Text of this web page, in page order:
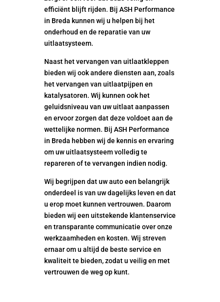
efficiënt blijft rijden. Bij ASH Performance
in Breda kunnen wij u helpen bij het
onderhoud en de reparatie van uw
uitlaatsysteem.
Naast het vervangen van uitlaatkleppen
bieden wij ook andere diensten aan, zoals
het vervangen van uitlaatpijpen en
katalysatoren. Wij kunnen ook het
geluidsniveau van uw uitlaat aanpassen
en ervoor zorgen dat deze voldoet aan de
wettelijke normen. Bij ASH Performance
in Breda hebben wij de kennis en ervaring
om uw uitlaatsysteem volledig te
repareren of te vervangen indien nodig.
Wij begrijpen dat uw auto een belangrijk
onderdeel is van uw dagelijks leven en dat
u erop moet kunnen vertrouwen. Daarom
bieden wij een uitstekende klantenservice
en transparante communicatie over onze
werkzaamheden en kosten. Wij streven
ernaar om u altijd de beste service en
kwaliteit te bieden, zodat u veilig en met
vertrouwen de weg op kunt.